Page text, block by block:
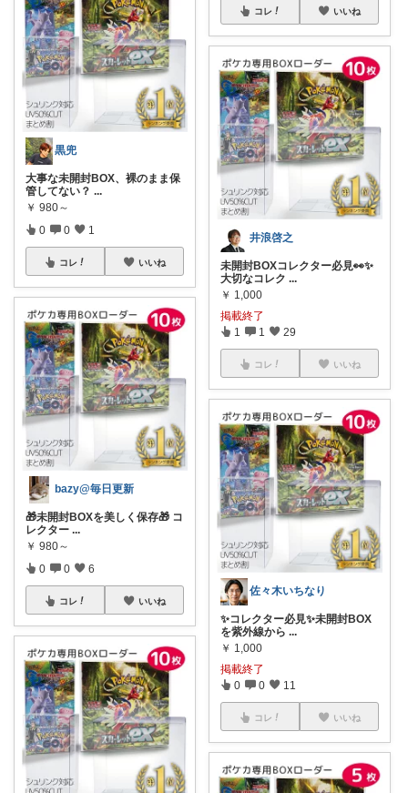
黒兜
大事な未開封BOX、裸のまま保
管してない？ ...
￥ 980～
0 0 1
コレ いいね
bazy@毎日更新
🎁未開封BOXを美しく保存🎁 コ
レクター ...
￥ 980～
0 0 6
コレ いいね
コレ いいね
井浪啓之
未開封BOXコレクター必見👀✨
大切なコレク ...
￥ 1,000
掲載終了
1 1 29
コレ いいね
佐々木いちなり
✨コレクター必見✨未開封BOX
を紫外線から ...
￥ 1,000
掲載終了
0 0 11
コレ いいね